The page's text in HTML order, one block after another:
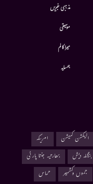
مذہبی خبریں
موسيقى
میرا کالم
ہمسایہ
الیکشن کمیشن
امریکہ
بنگلہ دیش
بھارتیہ جنتا پارٹی
جموں وکشمیر حماس